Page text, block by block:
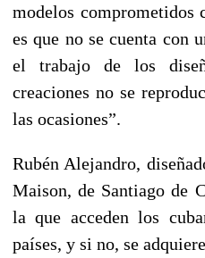
modelos comprometidos
es que no se cuenta con
el trabajo de los
creaciones no se
las ocasiones”.
Rubén Alejandro,
Maison, de Santiago de
la que acceden los
países, y si no, se